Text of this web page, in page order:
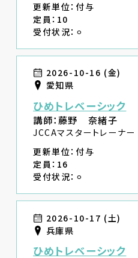
更新単位：付与
定員：10
受付状況：⚪︎
2026-10-16 (金)
愛知県
ひめトレベーシック
講師：藤野 奈緒子
JCCAマスタートレー
更新単位：付与
定員：16
受付状況：⚪︎
2026-10-17 (土)
兵庫県
ひめトレベーシック